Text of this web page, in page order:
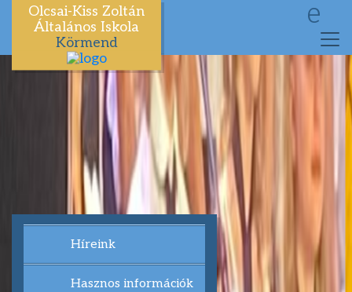
Olcsai-Kiss Zoltán
Általános Iskola
Körmend
e
Híreink
Hasznos információk